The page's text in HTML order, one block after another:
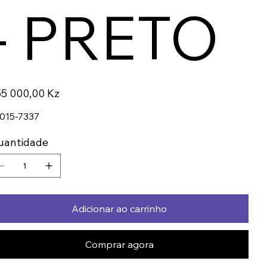
PRETO
000,00 Kz
7337
Adicionar ao carrinho
Comprar agora